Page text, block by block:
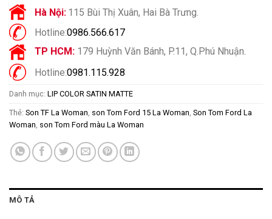
Hà Nội: 115 Bùi Thị Xuân, Hai Bà Trưng.
Hotline:0986.566.617
TP HCM: 179 Huỳnh Văn Bánh, P.11, Q.Phú Nhuận.
Hotline:0981.115.928
Danh mục: LIP COLOR SATIN MATTE
Thẻ: Son TF La Woman, son Tom Ford 15 La Woman, Son Tom Ford La
Woman, son Tom Ford màu La Woman
MÔ TẢ